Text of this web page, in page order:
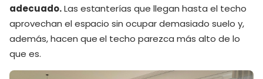
adecuado.Las estanterías que llegan hasta el techo
aprovechan el espacio sin ocupar demasiado suelo y,
además, hacen que el techo parezca más alto de lo
que es.